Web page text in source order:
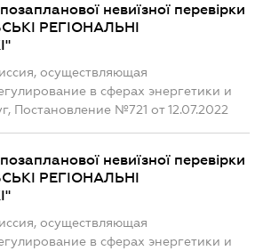
невиїзної перевірки
РЕГІОНАЛЬНІ
осуществляющая
в сферах энергетики и
Постановление №721 от 12.07.2022
невиїзної перевірки
РЕГІОНАЛЬНІ
осуществляющая
в сферах энергетики и